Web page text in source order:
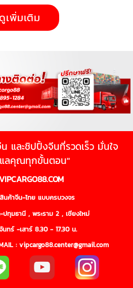
เพิ่มเติม
น และชิปปิ้งจีนที่รวดเร็ว มั่นใจ
ลคุณทุกขั้นตอน"
นค้าจีน-ไทย แบบครบวงจร
ปทุมธานี , พระราม 2 , เชียงใหม่
นทร์ -เสาร์ 8.30 - 17.30 น.
: vipcargo88.center@gmail.com